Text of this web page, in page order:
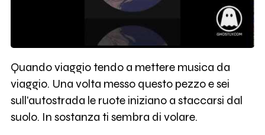
Quando viaggio tendo a mettere musica da
viaggio. Una volta messo questo pezzo e sei
sull'autostrada le ruote iniziano a staccarsi dal
suolo. In sostanza ti sembra di volare.